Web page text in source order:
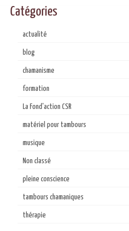
Catégories
actualité
blog
chamanisme
formation
La Fond'action CSR
matériel pour tambours
musique
Non classé
pleine conscience
tambours chamaniques
thérapie